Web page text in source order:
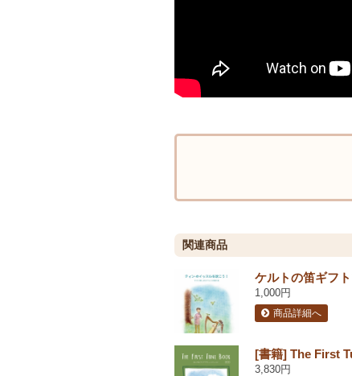
関連商品
ケルトの笛ギフ
1,000円
商品詳細へ
[書籍] The First
3,830円